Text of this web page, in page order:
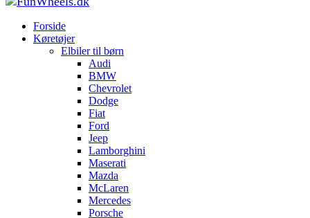
Forside
Køretøjer
Elbiler til børn
Audi
BMW
Chevrolet
Dodge
Fiat
Ford
Jeep
Lamborghini
Maserati
Mazda
McLaren
Mercedes
Porsche